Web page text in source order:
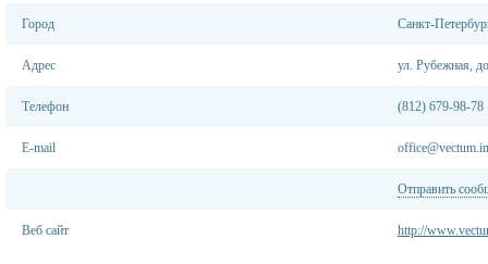
Город Санкт-
Адрес ул. Рубежная,
Телефон (812) 679-98-78
E-mail
Отправить
Веб сайт http://